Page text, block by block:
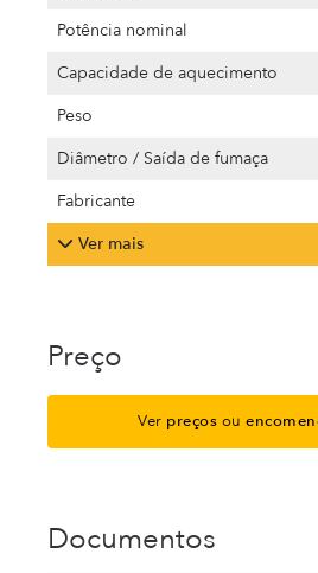
Potência nominal
Capacidade de aquecimento
Peso
Diâmetro / Saída de fumaça
Fabricante
Ver mais
Preço
Ver preços ou
Documentos